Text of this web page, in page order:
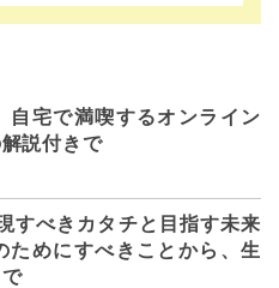
自宅で満喫するオンライン
説付きで
すべきカタチと目指す未来
ためにすべきことから、生